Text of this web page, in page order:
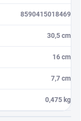
8590415018469
30,5 cm
16 cm
7,7 cm
0,475 kg